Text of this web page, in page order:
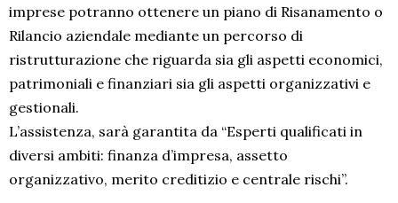
imprese potranno ottenere un piano di Risanamento o
Rilancio aziendale mediante un percorso di
ristrutturazione che riguarda sia gli aspetti economici,
patrimoniali e finanziari sia gli aspetti organizzativi e
gestionali.
L’assistenza, sarà garantita da “Esperti qualificati in
diversi ambiti: finanza d’impresa, assetto
organizzativo, merito creditizio e centrale rischi”.